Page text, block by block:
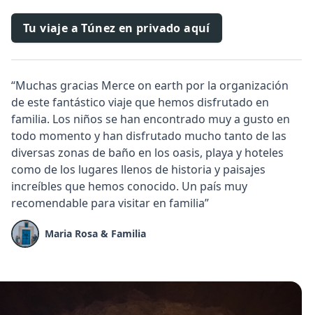
Tu viaje a Túnez en privado aquí
“Muchas gracias Merce on earth por la organización
de este fantástico viaje que hemos disfrutado en
familia. Los niños se han encontrado muy a gusto en
todo momento y han disfrutado mucho tanto de las
diversas zonas de baño en los oasis, playa y hoteles
como de los lugares llenos de historia y paisajes
increíbles que hemos conocido. Un país muy
recomendable para visitar en familia”
Maria Rosa & Familia